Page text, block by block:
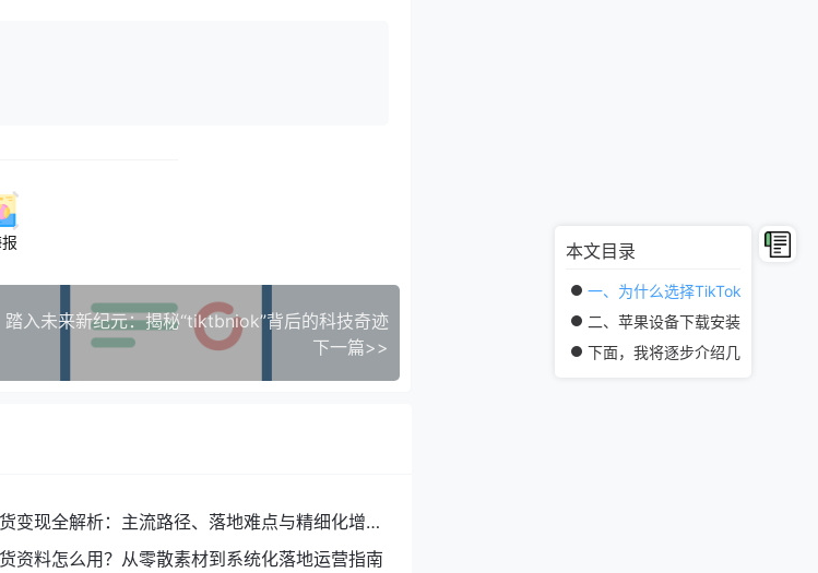
本文目录
一、为什么选择TikTok国际版？
二、苹果设备下载安装的难点在
下面，我将逐步介绍几种常用且
踏入未来新纪元：揭秘“tiktbniok”背后的科技奇迹
下一篇>>
变现全解析：主流路径、落地难点与精细化增收
资料怎么用？从零散素材到系统化落地运营指南